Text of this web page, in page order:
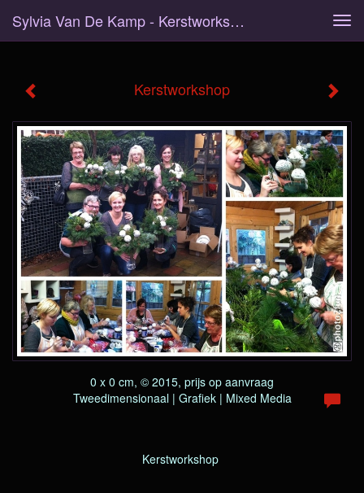
Sylvia Van De Kamp - Kerstworkshop
Kerstworkshop
0 x 0 cm, © 2015, prijs op aanvraag
Tweedimensionaal | Grafiek | Mixed Media
Kerstworkshop